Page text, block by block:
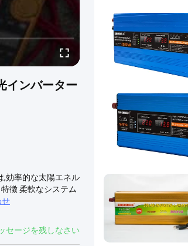
インバーター
,効率的な太陽エネル
徴 柔軟なシステム
せ
セージを残しなさい